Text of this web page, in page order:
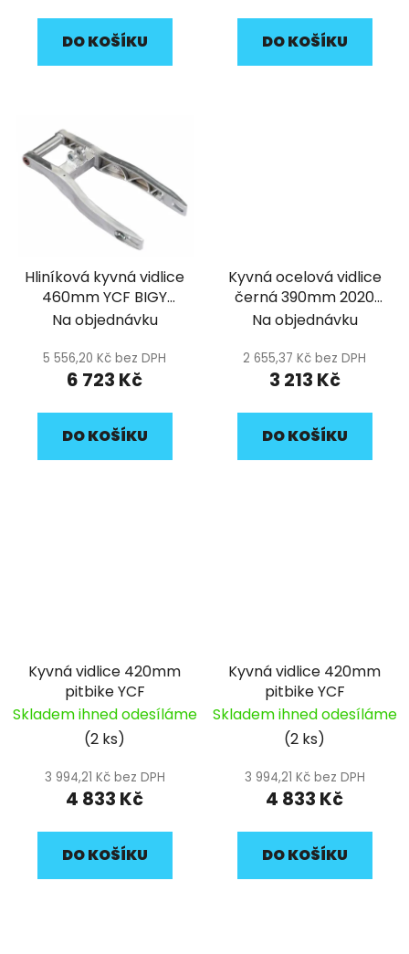
DO KOŠÍKU DO KOŠÍKU
Hliníková kyvná vidlice
460mm YCF BIGY
FACTORY
Na objednávku
5 556,20 Kč bez DPH
6 723 Kč
DO KOŠÍKU
Kyvná ocelová vidlice
černá 390mm 2020
pitbike YCF
Na objednávku
2 655,37 Kč bez DPH
3 213 Kč
DO KOŠÍKU
Kyvná vidlice 420mm
pitbike YCF
Skladem ihned odesíláme
(2 ks)
3 994,21 Kč bez DPH
4 833 Kč
DO KOŠÍKU
Kyvná vidlice 420mm
pitbike YCF
Skladem ihned odesíláme
(2 ks)
3 994,21 Kč bez DPH
4 833 Kč
DO KOŠÍKU